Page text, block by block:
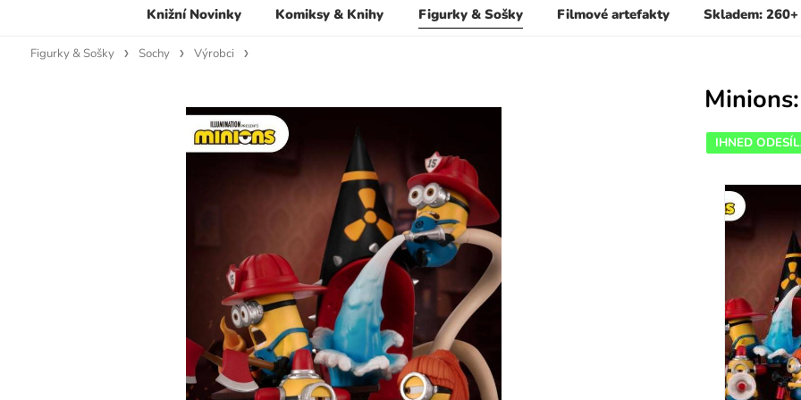
Knižní Novinky Komiksy & Knihy Figurky & Sošky Filmové artefakty Skladem:
Figurky & Sošky Sochy Výrobci
IHNED